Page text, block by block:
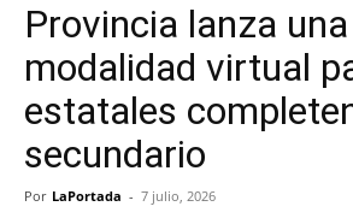
Provincia lanza una
modalidad virtual
estatales
secundario
Por LaPortada - 7 julio, 2026